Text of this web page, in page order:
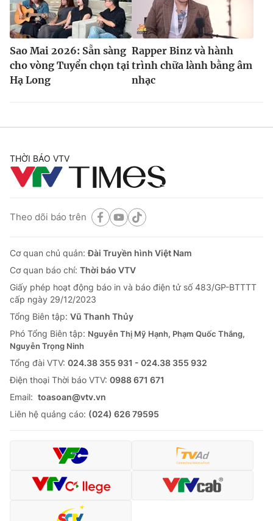
Sao Mai 2026: Sẵn sàng
cho vòng Tuyển chọn tại
Hạ Long
Rapper Binz và hành
trình chữa lành bằng âm
nhạc
THỜI BÁO VTV
Theo dõi báo trên
Cơ quan chủ quản:Đài Truyền hình Việt Nam
Cơ quan báo chí: Thời báo VTV
Giấy phép hoạt động báo in và báo điện tử số 483/GP-BTTTT
cấp ngày 29/12/2023
Tổng Biên tập: Vũ Thanh Thủy
Phó Tổng Biên tập: Nguyễn Thị Mỹ Hạnh, Phạm Quốc Thắng,
Nguyễn Trọng Ninh
Tổng đài VTV: 024.38 355 931 - 024.38 355 932
Ðiện thoại Thời báo VTV: 0988 671 671
Email: toasoan@vtv.vn
Liên hệ quảng cáo: (024) 626 79595